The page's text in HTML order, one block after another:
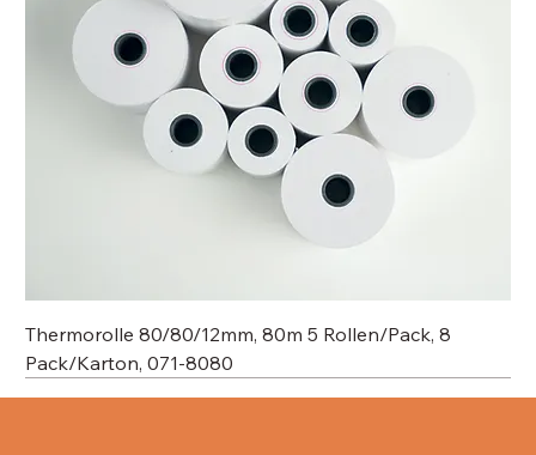
Thermorolle 80/80/12mm, 80m 5 Rollen/Pack, 8
Pack/Karton, 071-8080